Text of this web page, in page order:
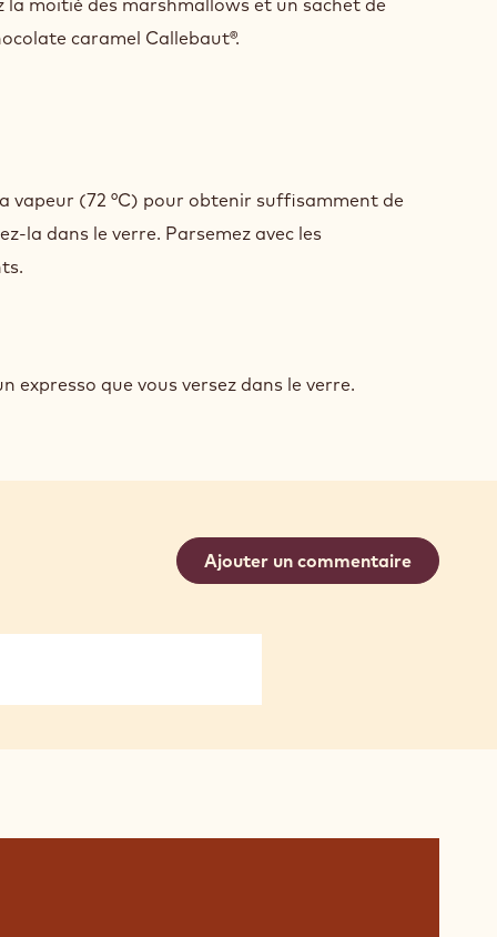
la moitié des marshmallows et un sachet de
caramel Callebaut®.
vapeur (72 °C) pour obtenir suffisamment de
la dans le verre. Parsemez avec les
expresso que vous versez dans le verre.
Ajouter un commentaire